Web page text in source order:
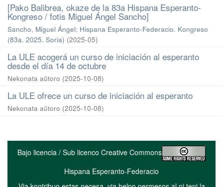
[Pako Balibrea, okaze de la 83a Hispana Esperanto-
Kongreso / fotis Miguel Ángel Sancho]
Sancho, Miguel Ángel; Hispana Esperanto-Federacio. Kongreso
(83a. 2025. Soria) (2025-05)
La ULE acogerá un curso de iniciación al esperanto
desde el día 14 de octubre
Nekonata aŭtoro (2025-10-08)
La ULE ofrece un curso de iniciación al esperanto
Nekonata aŭtoro (2025-10-08)
Bajo licencia / Sub licenco Creative Commons
Hispana Esperanto-Federacio